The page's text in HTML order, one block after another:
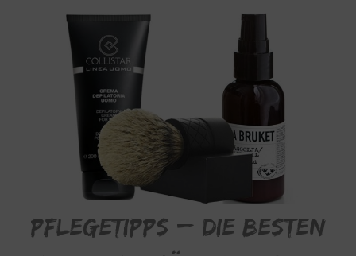
pflegetipps – die besten